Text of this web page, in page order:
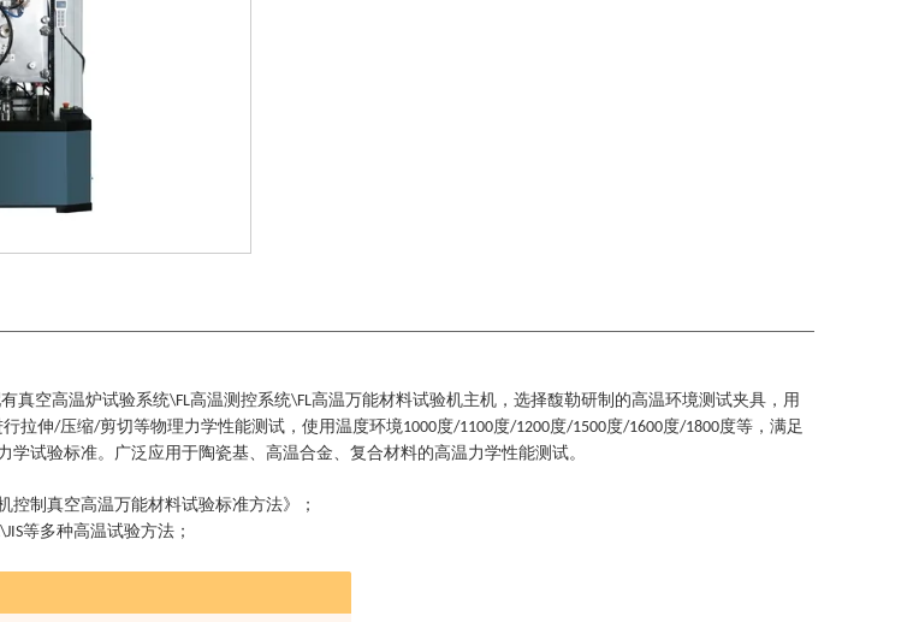
真空高温炉试验系统\FL高温测控系统\FL高温万能材料试验机主机，选择馥勒研制的高温环境测试夹具，用
拉伸/压缩/剪切等物理力学性能测试 ， 使用温度环境1000度/1100度/1200度/1500度/1600度/1800度等 ， 满足
学试验标准。广泛应用于陶瓷基、高温合金、 复合材料的高温力学性能测试。
控制真空高温万能材料试验标准方法》
；
等多种高温试验方法 ；
0-300KN；